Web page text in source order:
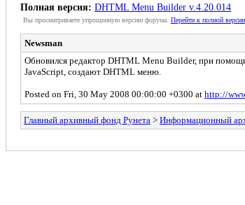
Полная версия: DHTML Menu Builder v.4.20.014
Вы просматриваете yпpощеннyю веpсию форума. Пеpейти к полной веpсии
Newsman
Обновился редактор DHTML Menu Builder, при
JavaScript, создают DHTML меню.
Posted on Fri, 30 May 2008 00:00:00 +0300 at http://
Главный архивный фонд Рунета > Информационный